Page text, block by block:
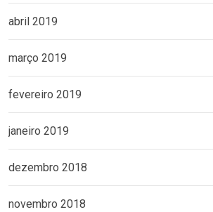
abril 2019
março 2019
fevereiro 2019
janeiro 2019
dezembro 2018
novembro 2018